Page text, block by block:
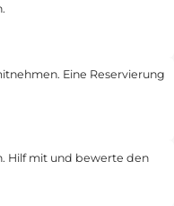
Eine Reservierung
Hilf mit und bewerte den